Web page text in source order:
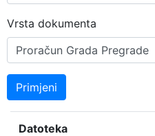
Vrsta dokumenta
Primjeni
Datoteka